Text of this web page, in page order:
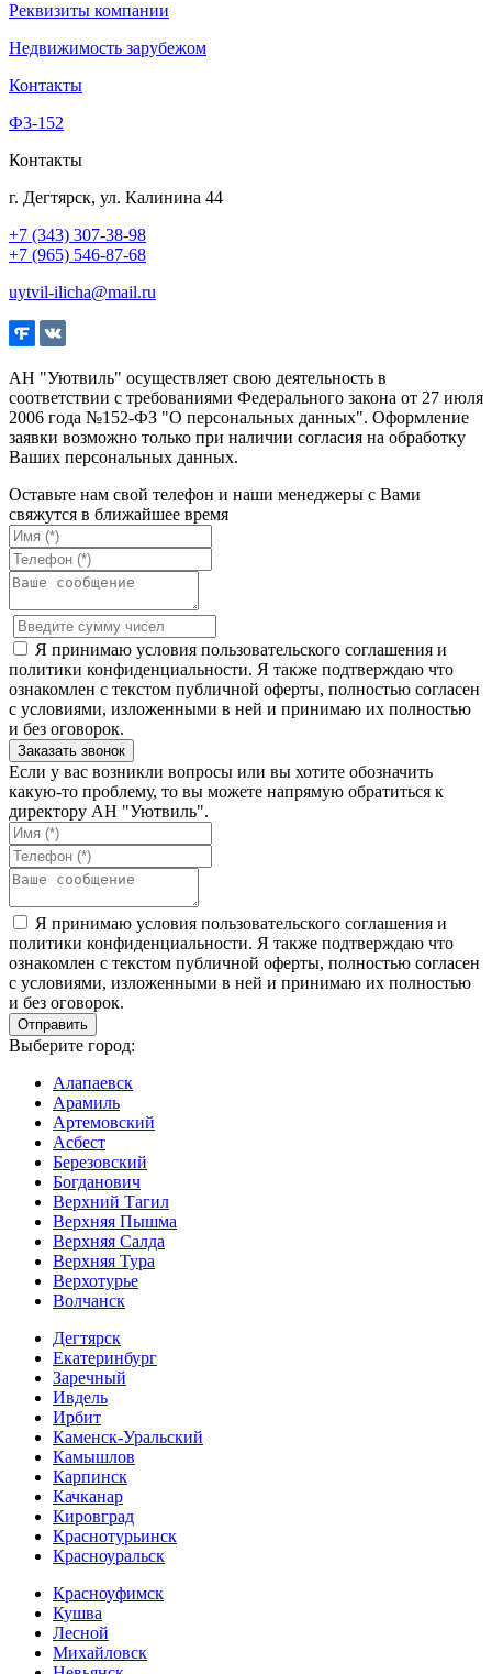
Реквизиты компании
Недвижимость зарубежом
Контакты
Ф3-152
Контакты
г. Дегтярск, ул. Калинина 44
+7 (343) 307-38-98
+7 (965) 546-87-68
uytvil-ilicha@mail.ru
АН "Уютвиль" осуществляет свою деятельность в
соответствии с требованиями Федерального закона от 27 июля
2006 года №152-ФЗ "О персональных данных". Оформление
заявки возможно только при наличии согласия на обработку
Ваших персональных данных.
Оставьте нам свой телефон и наши менеджеры с Вами
свяжутся в ближайшее время
Я принимаю условия пользовательского соглашения и
политики конфиденциальности. Я также подтверждаю что
ознакомлен с текстом публичной оферты, полностью согласен
с условиями, изложенными в ней и принимаю их полностью
и без оговорок.
Если у вас возникли вопросы или вы хотите обозначить
какую-то проблему, то вы можете напрямую обратиться к
директору АН "Уютвиль".
Я принимаю условия пользовательского соглашения и
политики конфиденциальности. Я также подтверждаю что
ознакомлен с текстом публичной оферты, полностью согласен
с условиями, изложенными в ней и принимаю их полностью
и без оговорок.
Выберите город:
Алапаевск
Арамиль
Артемовский
Асбест
Березовский
Богданович
Верхний Тагил
Верхняя Пышма
Верхняя Салда
Верхняя Тура
Верхотурье
Волчанск
Дегтярск
Екатеринбург
Заречный
Ивдель
Ирбит
Каменск-Уральский
Камышлов
Карпинск
Качканар
Кировград
Краснотурьинск
Красноуральск
Красноуфимск
Кушва
Лесной
Михайловск